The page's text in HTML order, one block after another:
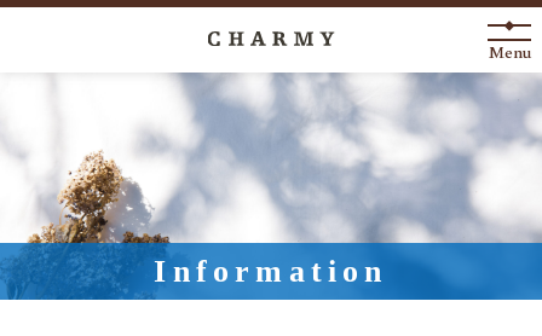
New Arrival
About
Engagement Ring
Marriage Ring
Menu
Information